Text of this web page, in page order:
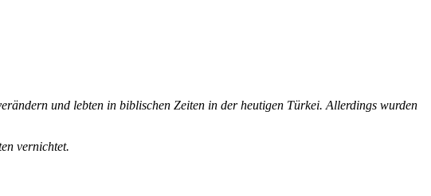
und lebten in biblischen Zeiten in der heutigen Türkei. Allerdings wurden
vernichtet.